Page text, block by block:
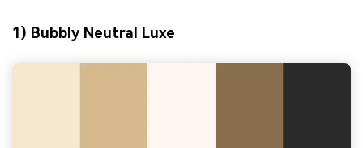
1) Bubbly Neutral Luxe